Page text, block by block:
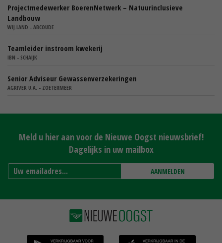
Projectmedewerker BoerenNetwerk – Natuurinclusieve
Landbouw
WIJ.LAND - ABCOUDE
Teamleider instroom kwekerij
IBN - SCHAIJK
Senior Adviseur Gewassenverzekeringen
AGRIVER U.A. - ZOETERMEER
Meld u hier aan voor de Nieuwe Oogst nieuwsbrief!
Dagelijks in uw mailbox
AANMELDEN